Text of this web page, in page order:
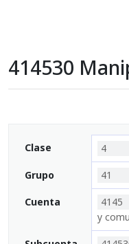
414530
Clase 4
Grupo 41
Cuenta 4145
y